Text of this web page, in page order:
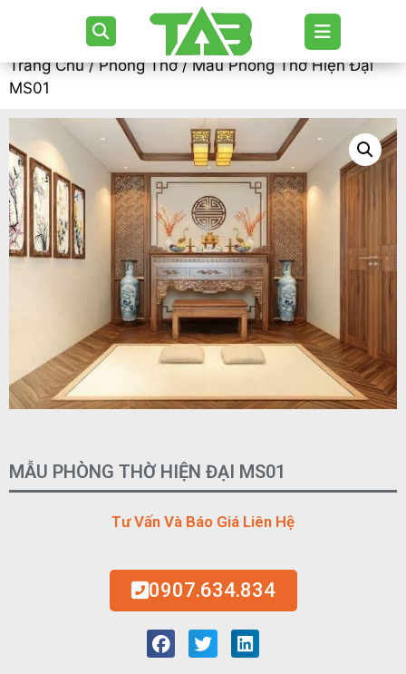
Trang Chủ/Phòng Thờ/ Mẫu Phòng Thờ Hiện Đại
MS01
MẪU PHÒNG THỜ HIỆN ĐẠI MS01
Tư Vấn Và Báo Giá Liên Hệ
0907.634.834